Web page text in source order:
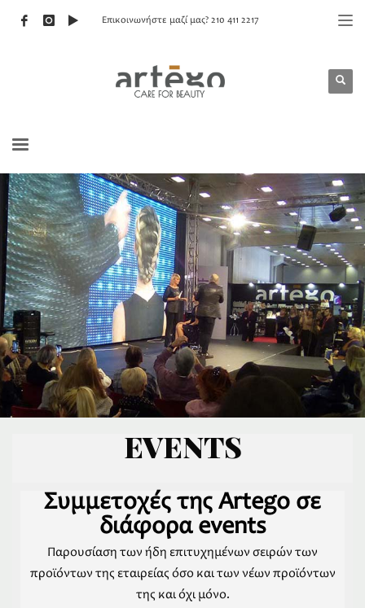
Επικοινωνήστε μαζί μας? 210 411 2217
EVENTS
Συμμετοχές της Artego σε
διάφορα events
Παρουσίαση των ήδη επιτυχημένων σειρών των
προϊόντων της εταιρείας όσο και των νέων προϊόντων
της και όχι μόνο.